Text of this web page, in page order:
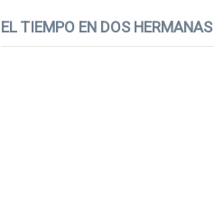
EL TIEMPO EN DOS HERMANAS